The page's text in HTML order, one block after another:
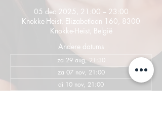
05 dec 2025, 21:00 – 23:00
Knokke-Heist, Elizabetlaan 160, 8300
Knokke-Heist, België
Andere datums
za 29 aug, 21:30
za 07 nov, 21:00
di 10 nov, 21:00